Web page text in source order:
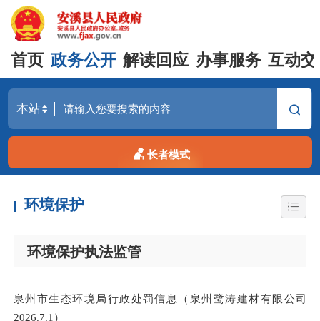
首页 政务公开 解读回应 办事服务 互动
长者模式
环境保护
环境保护执法监管
泉州市生态环境局行政处罚信息（泉州鹭涛建材有限公司
2026.7.1）